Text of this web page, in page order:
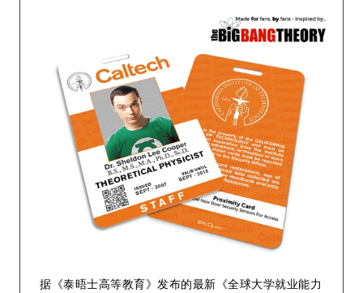
据《泰晤士高等教育》发布的最新《全球大学就业能力